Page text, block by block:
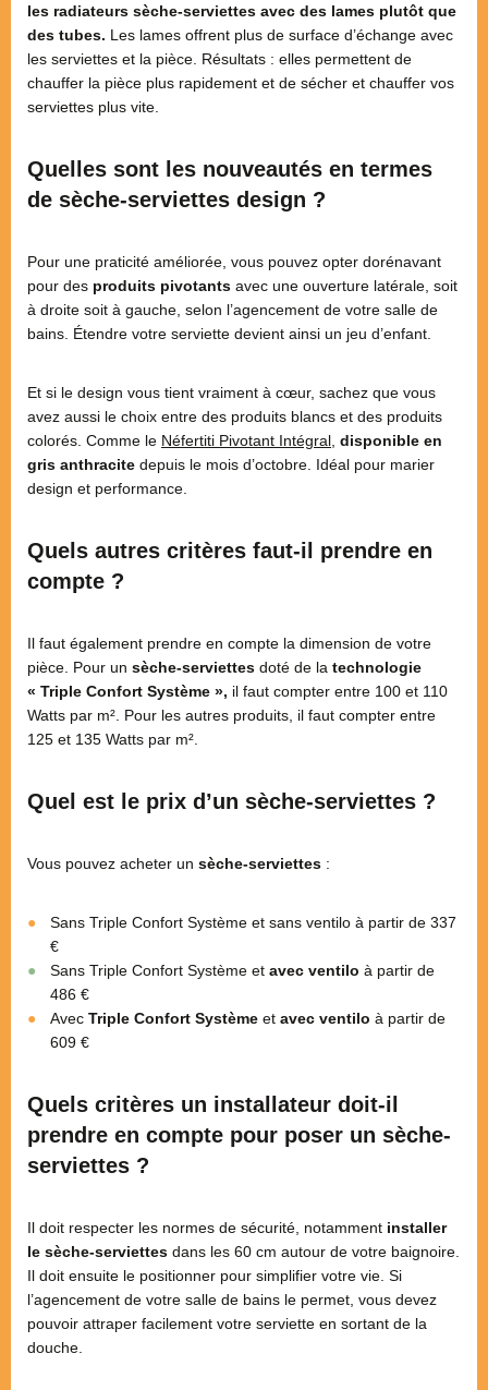
les radiateurs sèche-serviettes avec des lames plutôt que
des tubes. Les lames offrent plus de surface d’échange avec
les serviettes et la pièce. Résultats : elles permettent de
chauffer la pièce plus rapidement et de sécher et chauffer vos
serviettes plus vite.
Quelles sont les nouveautés en termes
de sèche-serviettes design ?
Pour une praticité améliorée, vous pouvez opter dorénavant
pour des produits pivotants avec une ouverture latérale, soit
à droite soit à gauche, selon l’agencement de votre salle de
bains. Étendre votre serviette devient ainsi un jeu d’enfant.
Et si le design vous tient vraiment à cœur, sachez que vous
avez aussi le choix entre des produits blancs et des produits
colorés. Comme le Néfertiti Pivotant Intégral, disponible en
gris anthracite depuis le mois d’octobre. Idéal pour marier
design et performance.
Quels autres critères faut-il prendre en
compte ?
Il faut également prendre en compte la dimension de votre
pièce. Pour un sèche-serviettes doté de la technologie
« Triple Confort Système », il faut compter entre 100 et 110
Watts par m². Pour les autres produits, il faut compter entre
125 et 135 Watts par m².
Quel est le prix d’un sèche-serviettes ?
Vous pouvez acheter un sèche-serviettes :
Sans Triple Confort Système et sans ventilo à partir de 337
€
Sans Triple Confort Système et avec ventilo à partir de
486 €
Avec Triple Confort Système et avec ventilo à partir de
609 €
Quels critères un installateur doit-il
prendre en compte pour poser un sèche-
serviettes ?
Il doit respecter les normes de sécurité, notamment installer
le sèche-serviettes dans les 60 cm autour de votre baignoire.
Il doit ensuite le positionner pour simplifier votre vie. Si
l’agencement de votre salle de bains le permet, vous devez
pouvoir attraper facilement votre serviette en sortant de la
douche.